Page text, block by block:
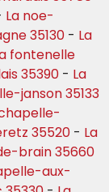
La noe-
35130 - La
fontenelle
35390 - La
janson 35133
35520 - La
brain 35660
aux-